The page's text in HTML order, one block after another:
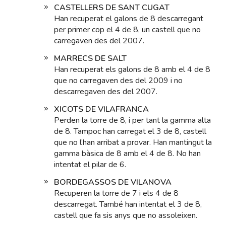
CASTELLERS DE SANT CUGAT
Han recuperat el galons de 8 descarregant
per primer cop el 4 de 8, un castell que no
carregaven des del 2007.
MARRECS DE SALT
Han recuperat els galons de 8 amb el 4 de 8
que no carregaven des del 2009 i no
descarregaven des del 2007.
XICOTS DE VILAFRANCA
Perden la torre de 8, i per tant la gamma alta
de 8. Tampoc han carregat el 3 de 8, castell
que no l’han arribat a provar. Han mantingut la
gamma bàsica de 8 amb el 4 de 8. No han
intentat el pilar de 6.
BORDEGASSOS DE VILANOVA
Recuperen la torre de 7 i els 4 de 8
descarregat. També han intentat el 3 de 8,
castell que fa sis anys que no assoleixen.